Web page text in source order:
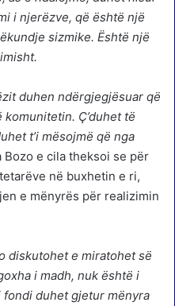
i njerëzve, që është një
sizmike. Është një
duhen ndërgjegjësuar që
Ç’duhet të
t’i mësojmë që nga
Bozo e cila theksoi se për
në buxhetin e ri,
e mënyrës për realizimin
diskutohet e miratohet së
i madh, nuk është i
duhet gjetur mënyra